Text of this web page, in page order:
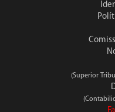
(Superior